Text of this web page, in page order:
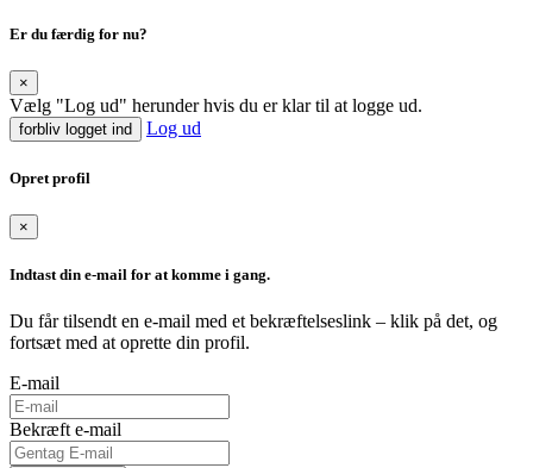
Er du færdig for nu?
×
Vælg "Log ud" herunder hvis du er klar til at logge ud.
forbliv logget ind Log ud
Opret profil
×
Indtast din e-mail for at komme i gang.
Du får tilsendt en e-mail med et bekræftelseslink – klik på det, og
fortsæt med at oprette din profil.
E-mail
Bekræft e-mail